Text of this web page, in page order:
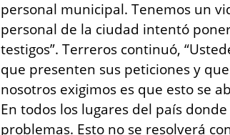
personal municipal. Tenemos un
personal de la ciudad intentó
testigos”. Terreros continuó,
que presenten sus peticiones y
nosotros exigimos es que esto se
En todos los lugares del país
problemas. Esto no se resolverá